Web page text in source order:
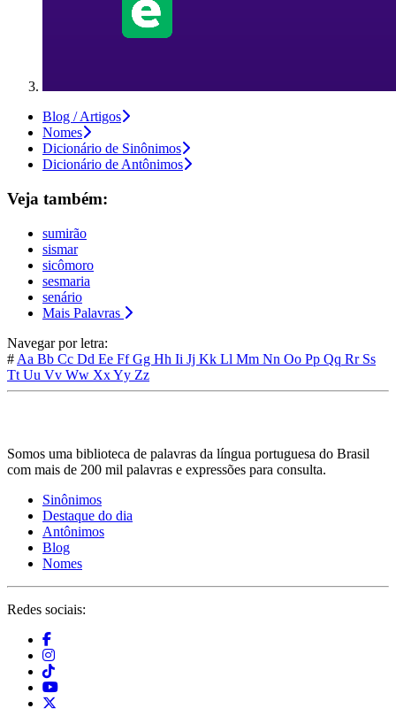
Blog / Artigos
Nomes
Dicionário de Sinônimos
Dicionário de Antônimos
Veja também:
sumirão
sismar
sicômoro
sesmaria
senário
Mais Palavras
Navegar por letra:
# Aa Bb Cc Dd Ee FfGg Hh Ii Jj Kk Ll Mm Nn Oo Pp Qq Rr Ss
Tt Uu Vv Ww XxYy Zz
Somos uma biblioteca de palavras da língua portuguesa do Brasil
com mais de 200 mil palavras e expressões para consulta.
Sinônimos
Destaque do dia
Antônimos
Blog
Nomes
Redes sociais: